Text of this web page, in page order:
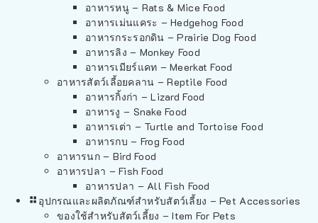
อาหารหนู – Rats & Mice Food
อาหารเม่นแคระ – Hedgehog Food
อาหารกระรอกดิน – Prairie Dog Food
อาหารลิง – Monkey Food
อาหารเมียร์แคท – Meerkat Food
อาหารสัตว์เลี้อยคลาน – Reptile Food
อาหารกิ้งก่า – Lizard Food
อาหารงู – Snake Food
อาหารเต่า – Turtle and Tortoise Food
อาหารกบ – Frog Food
อาหารนก – Bird Food
อาหารปลา – Fish Food
อาหารปลา – All Fish Food
อุปกรณและผลิตภัณฑ์สำหรับสัตว์เลี้ยง – Pet Accessories
ของใช้สำหรับสัตว์เลี้ยง – Item For Pets